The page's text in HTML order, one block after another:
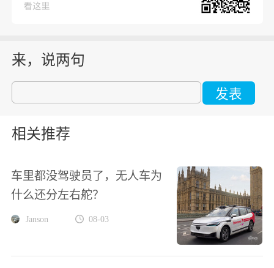
来，说两句
发表
相关推荐
车里都没驾驶员了，无人车为
什么还分左右舵？
Janson 08-03